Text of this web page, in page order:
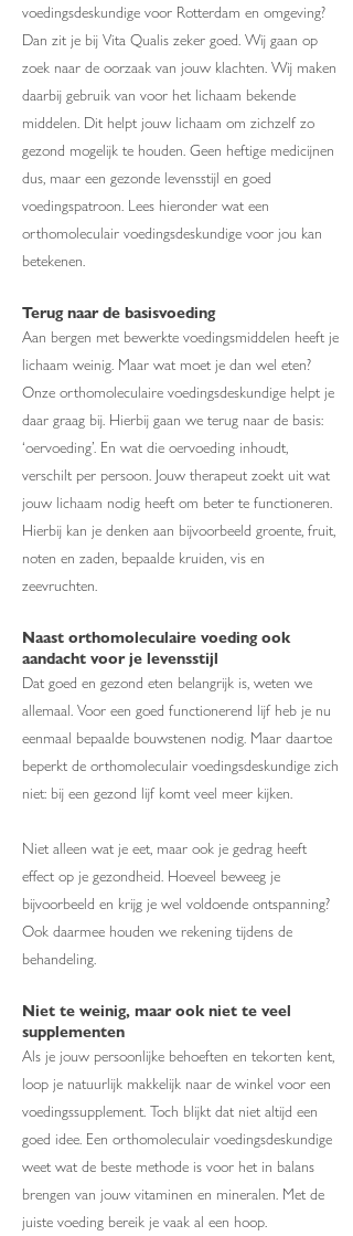
voedingsdeskundige voor Rotterdam en omgeving?
Dan zit je bij Vita Qualis zeker goed. Wij gaan op
zoek naar de oorzaak van jouw klachten. Wij maken
daarbij gebruik van voor het lichaam bekende
middelen. Dit helpt jouw lichaam om zichzelf zo
gezond mogelijk te houden. Geen heftige medicijnen
dus, maar een gezonde levensstijl en goed
voedingspatroon. Lees hieronder wat een
orthomoleculair voedingsdeskundige voor jou kan
betekenen.
Terug naar de basisvoeding
Aan bergen met bewerkte voedingsmiddelen heeft je
lichaam weinig. Maar wat moet je dan wel eten?
Onze orthomoleculaire voedingsdeskundige helpt je
daar graag bij. Hierbij gaan we terug naar de basis:
‘oervoeding’. En wat die oervoeding inhoudt,
verschilt per persoon. Jouw therapeut zoekt uit wat
jouw lichaam nodig heeft om beter te functioneren.
Hierbij kan je denken aan bijvoorbeeld groente, fruit,
noten en zaden, bepaalde kruiden, vis en
zeevruchten.
Naast orthomoleculaire voeding ook
aandacht voor je levensstijl
Dat goed en gezond eten belangrijk is, weten we
allemaal. Voor een goed functionerend lijf heb je nu
eenmaal bepaalde bouwstenen nodig. Maar daartoe
beperkt de orthomoleculair voedingsdeskundige zich
niet: bij een gezond lijf komt veel meer kijken.
Niet alleen wat je eet, maar ook je gedrag heeft
effect op je gezondheid. Hoeveel beweeg je
bijvoorbeeld en krijg je wel voldoende ontspanning?
Ook daarmee houden we rekening tijdens de
behandeling.
Niet te weinig, maar ook niet te veel
supplementen
Als je jouw persoonlijke behoeften en tekorten kent,
loop je natuurlijk makkelijk naar de winkel voor een
voedingssupplement. Toch blijkt dat niet altijd een
goed idee. Een orthomoleculair voedingsdeskundige
weet wat de beste methode is voor het in balans
brengen van jouw vitaminen en mineralen. Met de
juiste voeding bereik je vaak al een hoop.